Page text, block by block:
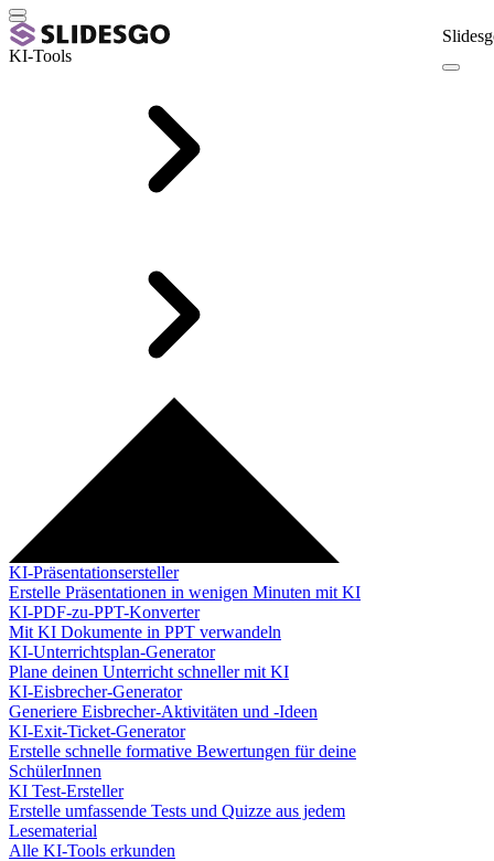
KI-Tools
KI-Präsentationsersteller
Erstelle Präsentationen in wenigen Minuten mit KI
KI-PDF-zu-PPT-Konverter
Mit KI Dokumente in PPT verwandeln
KI-Unterrichtsplan-Generator
Plane deinen Unterricht schneller mit KI
KI-Eisbrecher-Generator
Generiere Eisbrecher-Aktivitäten und -Ideen
KI-Exit-Ticket-Generator
Erstelle schnelle formative Bewertungen für deine
SchülerInnen
KI Test-Ersteller
Erstelle umfassende Tests und Quizze aus jedem
Lesematerial
Alle KI-Tools erkunden